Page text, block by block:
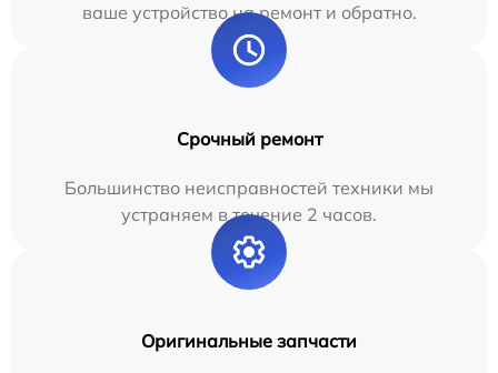
ваше устройство на ремонт и обратно.
Срочный ремонт
Большинство неисправностей техники мы
устраняем в течение 2 часов.
Оригинальные запчасти